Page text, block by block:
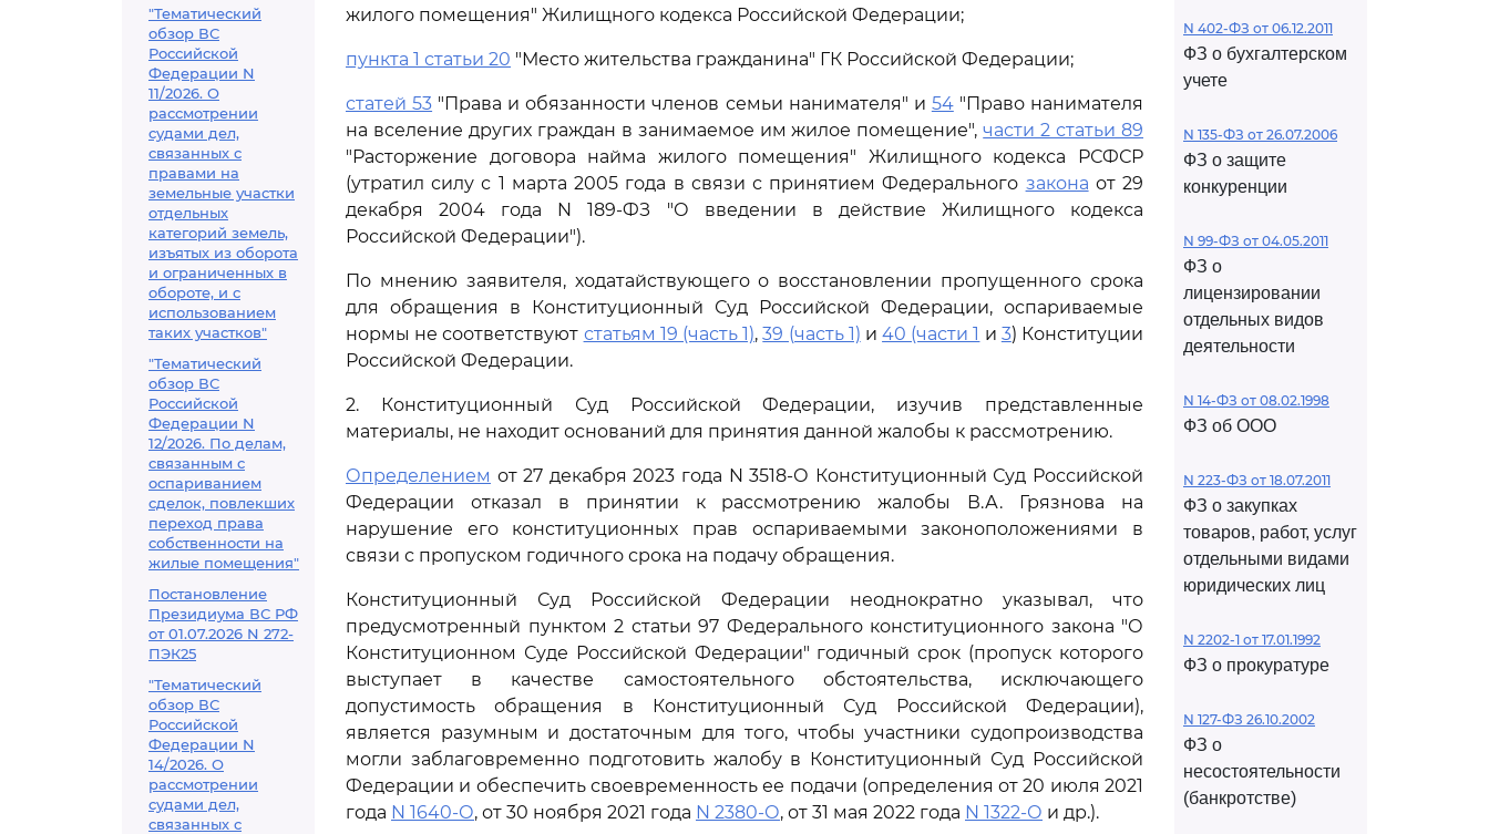
"Тематический
обзор ВС
Российской
Федерации N
11/2026. О
рассмотрении
судами дел,
связанных с
правами на
земельные участки
отдельных
категорий земель,
изъятых из оборота
и ограниченных в
обороте, и с
использованием
таких участков"
"Тематический
обзор ВС
Российской
Федерации N
12/2026. По делам,
связанным с
оспариванием
сделок, повлекших
переход права
собственности на
жилые помещения"
Постановление
Президиума ВС РФ
от 01.07.2026 N 272-
ПЭК25
"Тематический
обзор ВС
Российской
Федерации N
14/2026. О
рассмотрении
судами дел,
связанных с
жилого помещения" Жилищного кодекса Российской Федерации;
пункта 1 статьи 20 "Место жительства гражданина" ГК Российской Федерации;
статей 53 "Права и обязанности членов семьи нанимателя" и 54"Право нанимателя
на вселение других граждан в занимаемое им жилое помещение",части 2 статьи 89
"Расторжение договора найма жилого помещения" Жилищного кодекса РСФСР
(утратил силу с 1 марта 2005 года в связи с принятием Федерального закона от 29
декабря 2004 года N 189-ФЗ "О введении в действие Жилищного кодекса
Российской Федерации").
По мнению заявителя, ходатайствующего о восстановлении пропущенного срока
для обращения в Конституционный Суд Российской Федерации, оспариваемые
нормы не соответствуют статьям 19 (часть 1),39 (часть 1) и40 (части 1 и 3) Конституции
Российской Федерации.
2. Конституционный Суд Российской Федерации, изучив представленные
материалы, не находит оснований для принятия данной жалобы к рассмотрению.
Определением от 27 декабря 2023 года N 3518-О Конституционный Суд Российской
Федерации отказал в принятии к рассмотрению жалобы В.А. Грязнова на
нарушение его конституционных прав оспариваемыми законоположениями в
связи с пропуском годичного срока на подачу обращения.
Конституционный Суд Российской Федерации неоднократно указывал, что
предусмотренный пунктом 2 статьи 97 Федерального конституционного закона "О
Конституционном Суде Российской Федерации" годичный срок (пропуск которого
выступает в качестве самостоятельного обстоятельства, исключающего
допустимость обращения в Конституционный Суд Российской Федерации),
является разумным и достаточным для того, чтобы участники судопроизводства
могли заблаговременно подготовить жалобу в Конституционный Суд Российской
Федерации и обеспечить своевременность ее подачи (определения от 20 июля 2021
года N 1640-О, от 30 ноября 2021 года N 2380-О, от 31 мая 2022 года N 1322-О и др.).
N 402-ФЗ от 06.12.2011
ФЗ о бухгалтерском
учете
N 135-ФЗ от 26.07.2006
ФЗ о защите
конкуренции
N 99-ФЗ от 04.05.2011
ФЗ о
лицензировании
отдельных видов
деятельности
N 14-ФЗ от 08.02.1998
ФЗ об ООО
N 223-ФЗ от 18.07.2011
ФЗ о закупках
товаров, работ, услуг
отдельными видами
юридических лиц
N 2202-1 от 17.01.1992
ФЗ о прокуратуре
N 127-ФЗ 26.10.2002
ФЗ о
несостоятельности
(банкротстве)